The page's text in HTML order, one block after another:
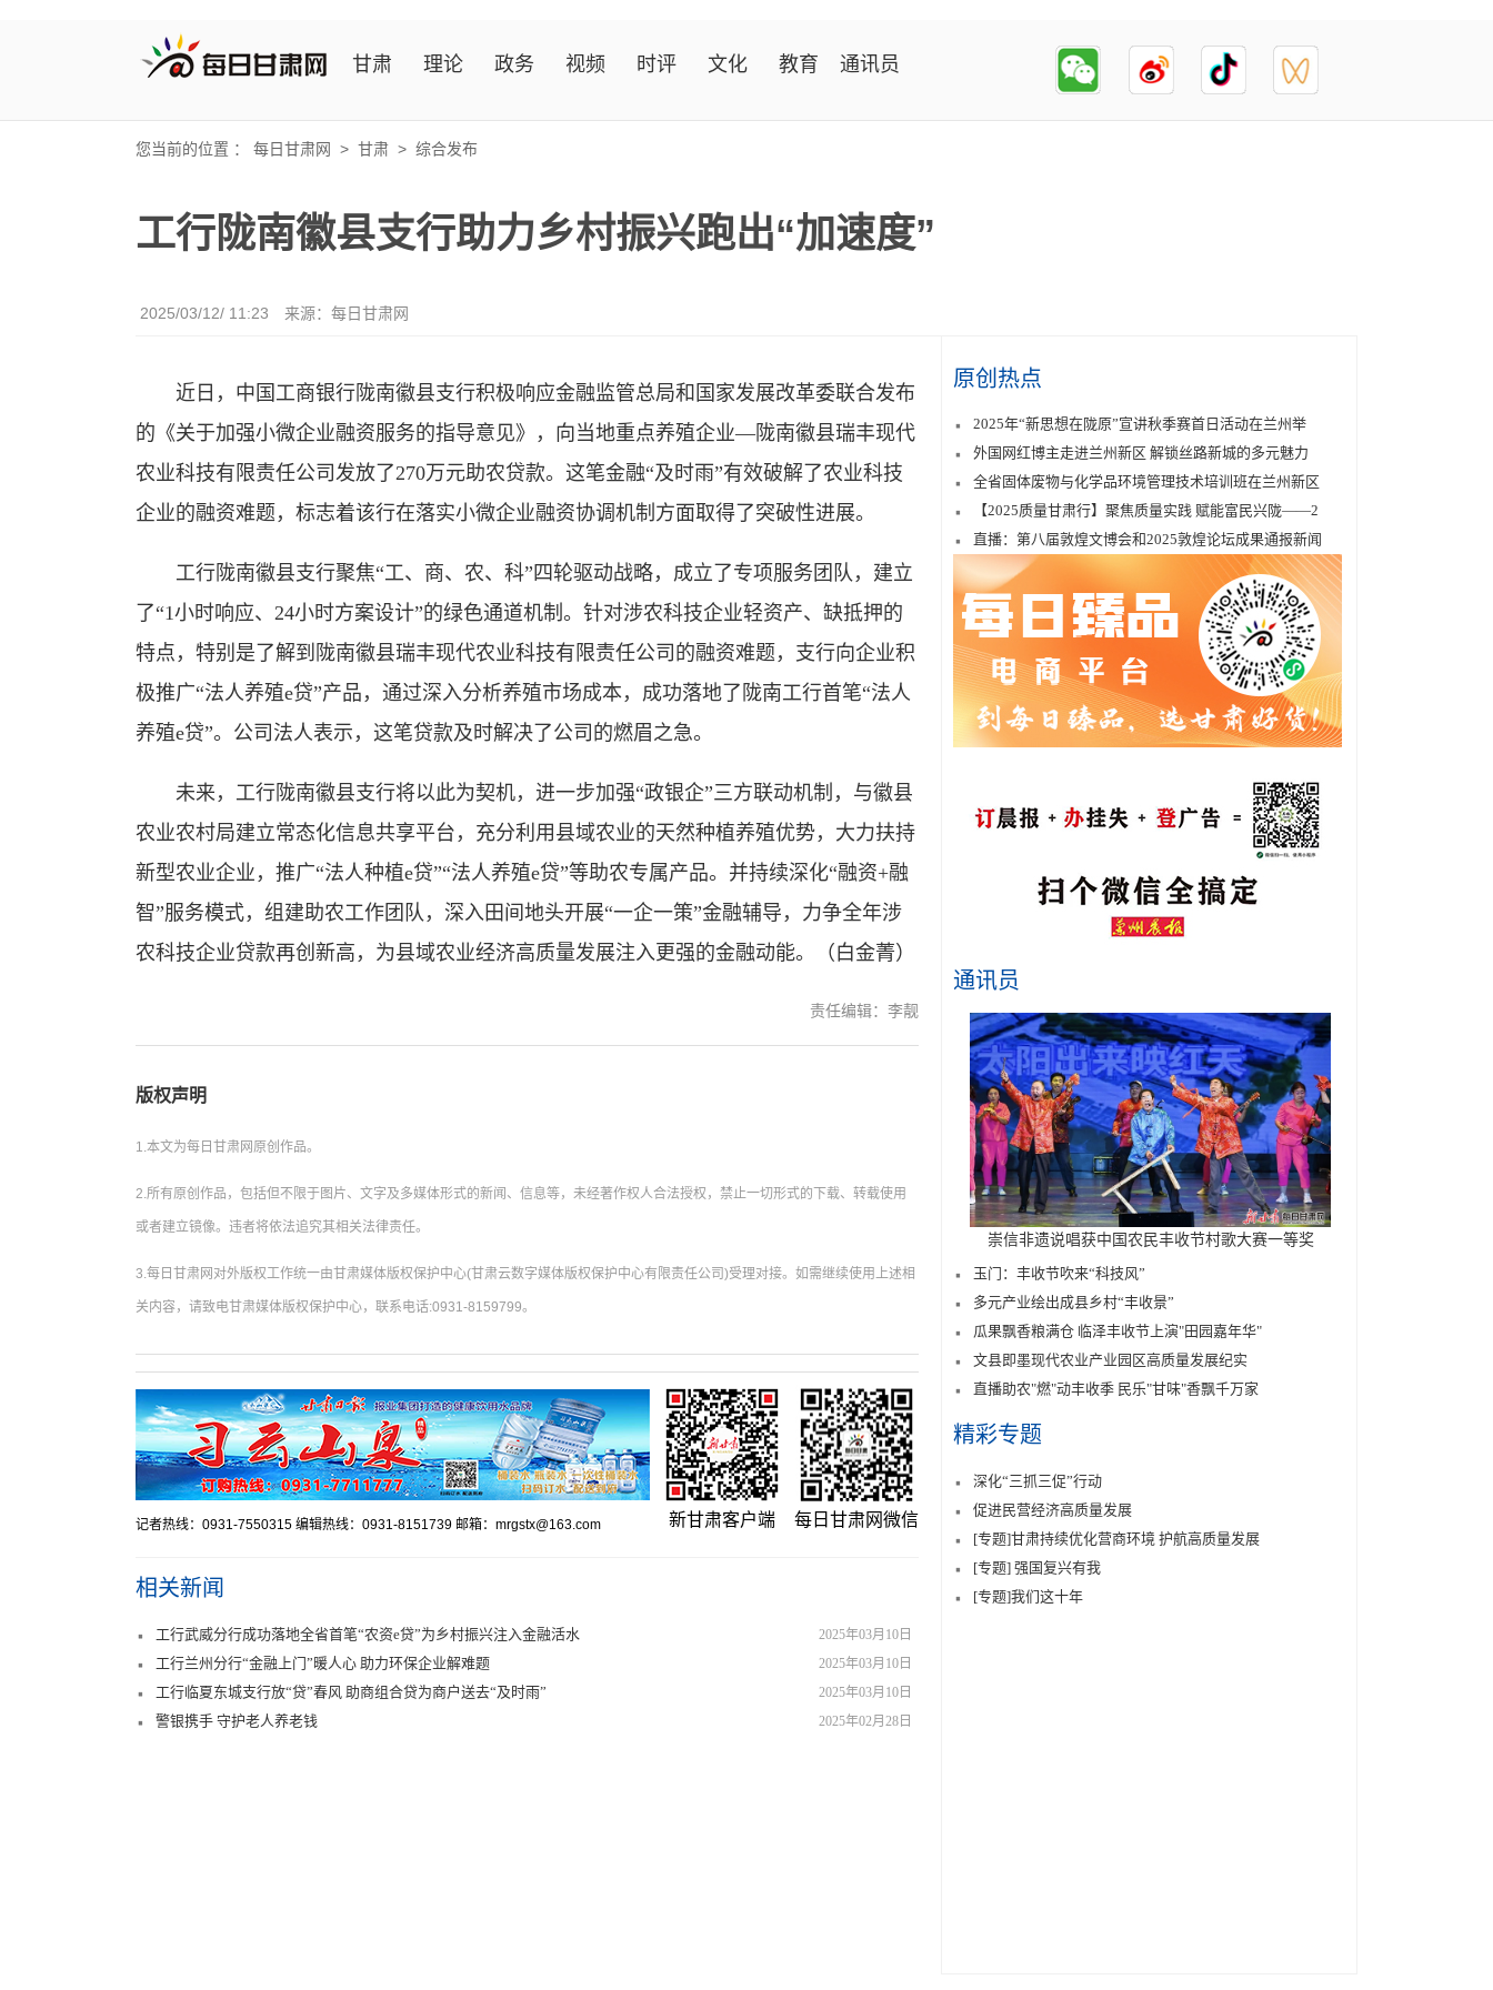
甘肃 理论 政务 视频 时评 文化 教育 通讯员
您当前的位置 ： 每日甘肃网 > 甘肃 > 综合发布
工行陇南徽县支行助力乡村振兴跑出“加速度”
2025/03/12/ 11:23 来源： 每日甘肃网
近日，中国工商银行陇南徽县支行积极响应金融监管总局和国家发展改革委联合发布
的《关于加强小微企业融资服务的指导意见》，向当地重点养殖企业—陇南徽县瑞丰现代
农业科技有限责任公司发放了270万元助农贷款。这笔金融“及时雨”有效破解了农业科技
企业的融资难题，标志着该行在落实小微企业融资协调机制方面取得了突破性进展。
工行陇南徽县支行聚焦“工、商、农、科”四轮驱动战略，成立了专项服务团队，建立
了“1小时响应、24小时方案设计”的绿色通道机制。针对涉农科技企业轻资产、缺抵押的
特点，特别是了解到陇南徽县瑞丰现代农业科技有限责任公司的融资难题，支行向企业积
极推广“法人养殖e贷”产品，通过深入分析养殖市场成本，成功落地了陇南工行首笔“法人
养殖e贷”。公司法人表示，这笔贷款及时解决了公司的燃眉之急。
未来，工行陇南徽县支行将以此为契机，进一步加强“政银企”三方联动机制，与徽县
农业农村局建立常态化信息共享平台，充分利用县域农业的天然种植养殖优势，大力扶持
新型农业企业，推广“法人种植e贷”“法人养殖e贷”等助农专属产品。并持续深化“融资+融
智”服务模式，组建助农工作团队，深入田间地头开展“一企一策”金融辅导，力争全年涉
农科技企业贷款再创新高，为县域农业经济高质量发展注入更强的金融动能。（白金菁）
责任编辑：李靓
版权声明
1.本文为每日甘肃网原创作品。
2.所有原创作品，包括但不限于图片、文字及多媒体形式的新闻、信息等，未经著作权人合法授权，禁止一切形式的下载、转载使用
或者建立镜像。违者将依法追究其相关法律责任。
3.每日甘肃网对外版权工作统一由甘肃媒体版权保护中心(甘肃云数字媒体版权保护中心有限责任公司)受理对接。如需继续使用上述相
关内容，请致电甘肃媒体版权保护中心，联系电话:0931-8159799。
记者热线：0931-7550315 编辑热线：0931-8151739 邮箱：mrgstx@163.com 新甘肃客户端 每日甘肃网微信
相关新闻
2025年03月10日
工行武威分行成功落地全省首笔“农资e贷”为乡村振兴注入金融活水
2025年03月10日
工行兰州分行“金融上门”暖人心 助力环保企业解难题
2025年03月10日
工行临夏东城支行放“贷”春风 助商组合贷为商户送去“及时雨”
2025年02月28日
警银携手 守护老人养老钱
原创热点
2025年“新思想在陇原”宣讲秋季赛首日活动在兰州举
外国网红博主走进兰州新区 解锁丝路新城的多元魅力
全省固体废物与化学品环境管理技术培训班在兰州新区
【2025质量甘肃行】聚焦质量实践 赋能富民兴陇——2
直播：第八届敦煌文博会和2025敦煌论坛成果通报新闻
通讯员
崇信非遗说唱获中国农民丰收节村歌大赛一等奖
玉门：丰收节吹来“科技风”
多元产业绘出成县乡村“丰收景”
瓜果飘香粮满仓 临泽丰收节上演"田园嘉年华"
文县即墨现代农业产业园区高质量发展纪实
直播助农"燃"动丰收季 民乐"甘味"香飘千万家
精彩专题
深化“三抓三促”行动
促进民营经济高质量发展
[专题]甘肃持续优化营商环境 护航高质量发展
[专题] 强国复兴有我
[专题]我们这十年